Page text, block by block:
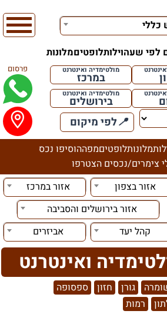
כללי
לפי שעהוילותלופטיםמלונות
פרסום מולטימדיה ואינטרנט
במרכז
מולטימדיה ואינטרנט
בירושלים
📍לפי מיקום
מלונותלופטיםמפההוסיפו נכס
צימרים/נכסים הצטרפו
אזור בצפון
אזור במרכז
אזור בירושלים והסביבה
קהל יעד אביזרים
ואינטרנט
גורן חזון
ספסופה
רמות